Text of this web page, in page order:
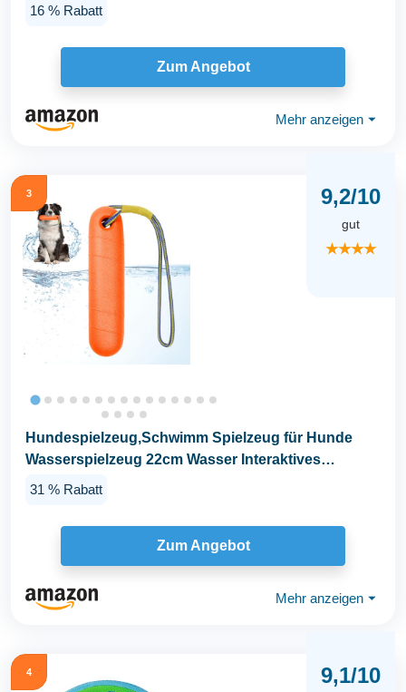
16 % Rabatt
Zum Angebot
Mehr anzeigen ⏷
3 9,2/10
gut
★★★★
Hundespielzeug,Schwimm Spielzeug für Hunde
Wasserspielzeug 22cm Wasser Interaktives
Hundespielzeug...
31 % Rabatt
Zum Angebot
Mehr anzeigen ⏷
4 9,1/10